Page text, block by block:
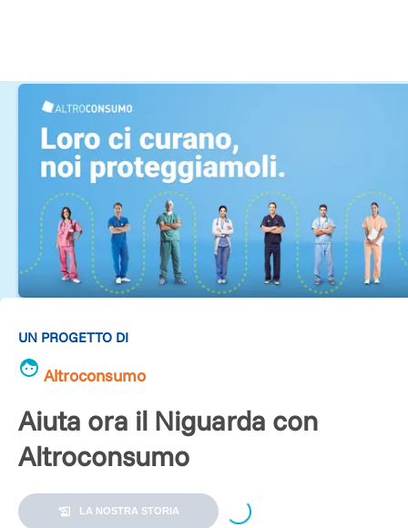
UN PROGETTO DI
Altroconsumo
Aiuta ora il Niguarda con
Altroconsumo
LA NOSTRA STORIA Loading...